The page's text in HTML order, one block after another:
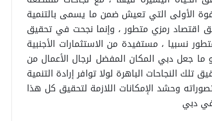
الأولى التي تعيش ضمن ما يسمى بالتنمية
اقتصاد رمزي متطور ، وإنما نجحت في تحقيق
نسبيا ، مستفيدة من الاستثمارات الأجنبية
ما جعل دبي المكان المفضل لرجال الأعمال من
النجاحات الباهرة لولا توافر إرادة التنمية
وحشد الإمكانات اللازمة لتحقيق كل هذا
في دبي